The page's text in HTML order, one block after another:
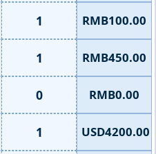
1 RMB100.00
1 RMB450.00
0 RMB0.00
1 USD4200.00